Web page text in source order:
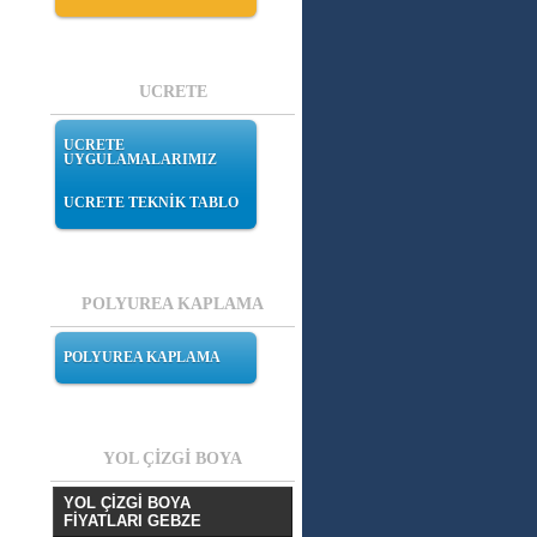
UCRETE
UCRETE
UYGULAMALARIMIZ
UCRETE TEKNİK TABLO
POLYUREA KAPLAMA
POLYUREA KAPLAMA
YOL ÇİZGİ BOYA
YOL ÇİZGİ BOYA
FİYATLARI GEBZE